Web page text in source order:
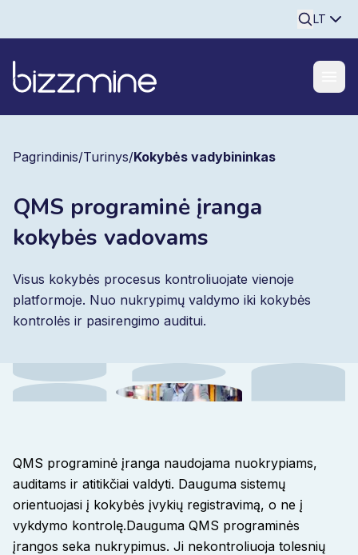
Searchine
LT
Pagrindinis/Turinys/Kokybės vadybininkas
QMS programinė įranga
kokybės vadovams
Visus kokybės procesus kontroliuojate vienoje
platformoje. Nuo nukrypimų valdymo iki kokybės
kontrolės ir pasirengimo auditui.
QMS programinė įranga naudojama nuokrypiams,
auditams ir atitikčiai valdyti. Dauguma sistemų
orientuojasi į kokybės įvykių registravimą, o ne į
vykdymo kontrolę.Dauguma QMS programinės
įrangos seka nukrypimus. Ji nekontroliuoja tolesnių